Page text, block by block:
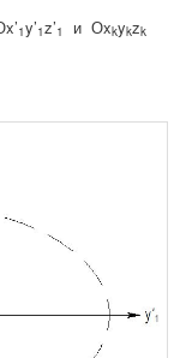
1y’1z’1 и Оxkykzk